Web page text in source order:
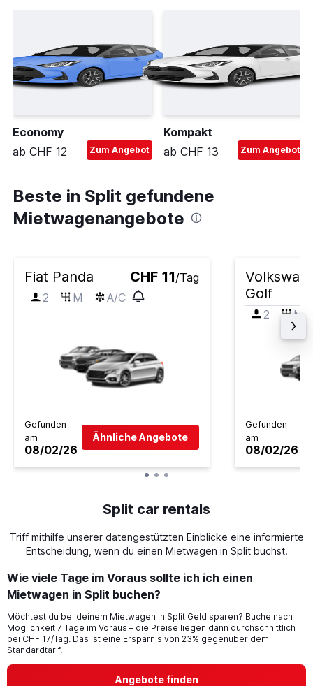
Economy
ab CHF 12
Zum Angebot
Kompakt
ab CHF 13
Zum Angebot
Beste in Split gefundene
Mietwagenangebote
Fiat Panda CHF 11/Tag
2
M A/C
Gefunden
am
08/02/26
Ähnliche Angebote
Golf
2 M
Gefunden
am
08/02/26
Split car rentals
Triff mithilfe unserer datengestützten Einblicke eine informierte
Entscheidung, wenn du einen Mietwagen in Split buchst.
Wie viele Tage im Voraus sollte ich ich einen
Mietwagen in Split buchen?
Möchtest du bei deinem Mietwagen in Split Geld sparen? Buche nach
Möglichkeit 7 Tage im Voraus – die Preise liegen dann durchschnittlich
bei CHF 17/Tag. Das ist eine Ersparnis von 23% gegenüber dem
Standardtarif.
Angebote finden